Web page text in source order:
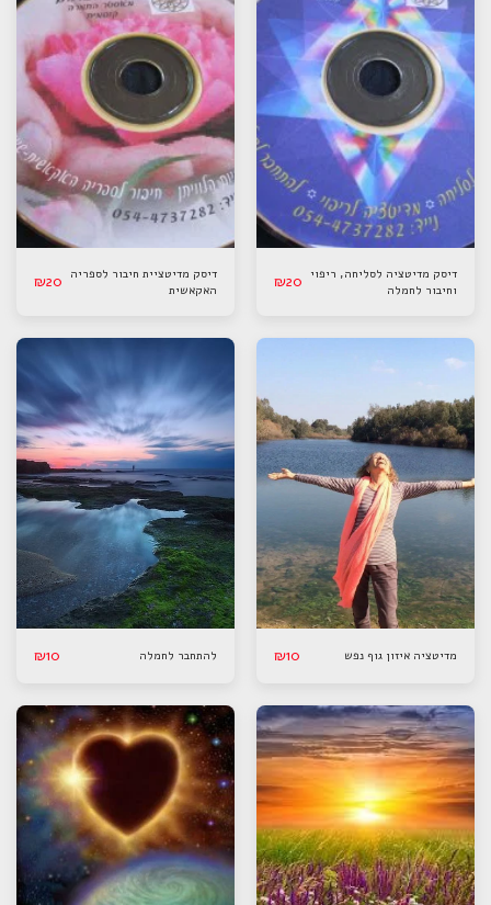
דיסק מדיטציה לסליחה, ריפוי
וחיבור לחמלה
₪20
דיסק מדיטציית חיבור לספריה
האקאשית
₪20
מדיטציה איזון גוף נפש ₪10 להתחבר לחמלה ₪10